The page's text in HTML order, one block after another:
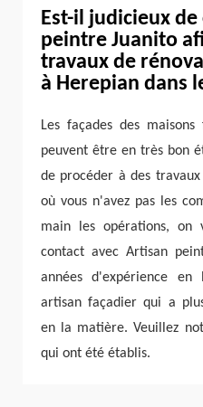
Est-il judicieux
peintre Juanito
travaux de
à Herepian dans
Les façades des
peuvent être en très bon
de procéder à des
où vous n'avez pas les
main les opérations, on
contact avec Artisan
années d'expérience
artisan façadier qui a
en la matière. Veuillez
qui ont été établis.